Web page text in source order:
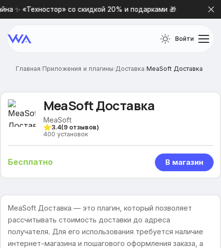
✨ «Техностор» со скидкой 20% и подарками 🎁
Войти
Главная/Приложения и плагины/Доставка/MeaSoft Доставка
MeaSoft Доставка
MeaSoft
3.4(9отзывов)
400 установок
Бесплатно В магазин
MeaSoft Доставка — это плагин, который позволяет
рассчитывать стоимость доставки до адреса
получателя. Для его использования требуется наличие
интернет-магазина и пошагового оформления заказа, а